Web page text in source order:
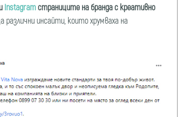
Instagramстраниците на бранда с креативно
различни инсайти, които хрумваха на